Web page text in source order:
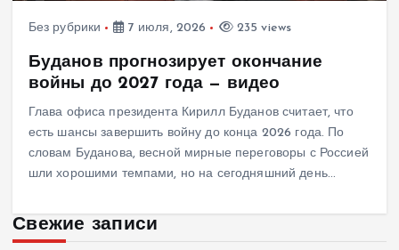
Без рубрики 7 июля, 2026 235 views
Буданов прогнозирует окончание
войны до 2027 года — видео
Глава офиса президента Кирилл Буданов считает, что
есть шансы завершить войну до конца 2026 года. По
словам Буданова, весной мирные переговоры с Россией
шли хорошими темпами, но на сегодняшний день…
Свежие записи